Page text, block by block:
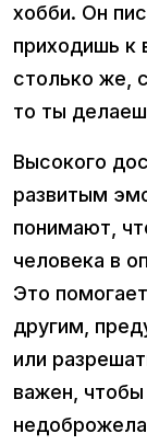
хобби. Он
приходишь к
столько же,
то ты
Высокого
развитым
понимают,
человека в
Это
другим,
или
важен,